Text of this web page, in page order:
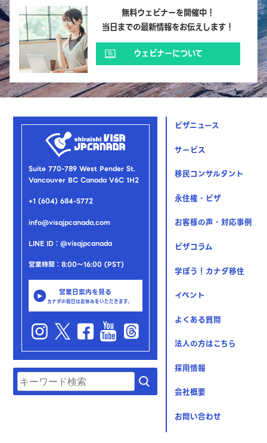
無料ウェビナーを開催中！
当日までの最新情報をお伝えします！
ウェビナーについて
Suite 770-789 West Pender St.
Vancouver BC Canada V6C 1H2
+1 (604) 684-5772
info@visajpcanada.com
LINE ID：@visajpcanada
営業時間：8:00～16:00 (PST)
営業日案内を見る
カナダの祝日はお休みをいただきます。
ビザニュース
サービス
移民コンサルタント
永住権・ビザ
お客様の声・対応事例
ビザコラム
学ぼう！カナダ移住
イベント
よくある質問
法人の方はこちら
採用情報
会社概要
お問い合わせ